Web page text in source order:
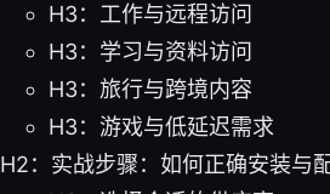
H3：工作与远程访问
H3：学习与资料访问
H3：旅行与跨境内容
H3：游戏与低延迟需求
H2：实战步骤：如何正确安装与